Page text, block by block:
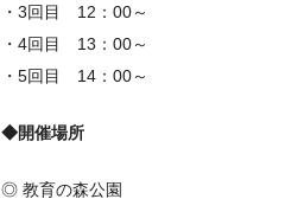
・3回目 12：00～
・4回目 13：00～
・5回目 14：00～
◆開催場所
◎ 教育の森公園